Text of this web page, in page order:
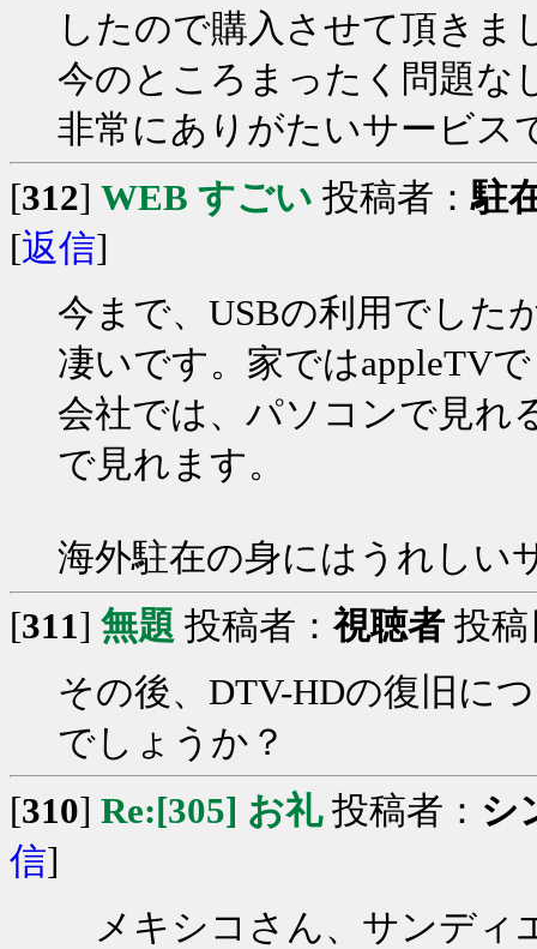
したので購入させて頂きま
今のところまったく問題な
非常にありがたいサービス
[312] WEB すごい 投稿者：駐
[返信]
今まで、USBの利用でした
凄いです。家ではappleTV
会社では、パソコンで見れ
で見れます。
海外駐在の身にはうれしい
[311] 無題 投稿者： 視聴者 投
その後、DTV-HDの復旧に
でしょうか？
[310] Re:[305] お礼投稿者： シ
信]
メキシコさん、サンディ